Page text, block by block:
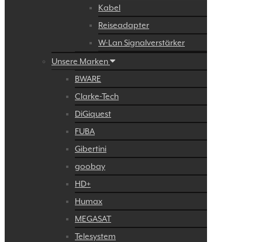
Kabel
Reiseadapter
W-Lan Signalverstärker
Unsere Marken
BWARE
Clarke-Tech
DiGiquest
FUBA
Gibertini
goobay
HD+
Humax
MEGASAT
Telesystem